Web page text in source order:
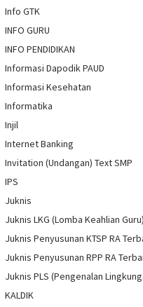
Info GTK
INFO GURU
INFO PENDIDIKAN
Informasi Dapodik PAUD
Informasi Kesehatan
Informatika
Injil
Internet Banking
Invitation (Undangan) Text SMP
IPS
Juknis
Juknis LKG (Lomba Keahlian
Juknis Penyusunan KTSP RA
Juknis Penyusunan RPP RA
Juknis PLS (Pengenalan
KALDIK